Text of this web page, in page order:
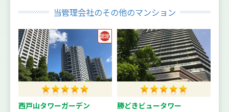
当管理会社のその他のマンション
西戸山タワーガーデン 勝どきビュータワー